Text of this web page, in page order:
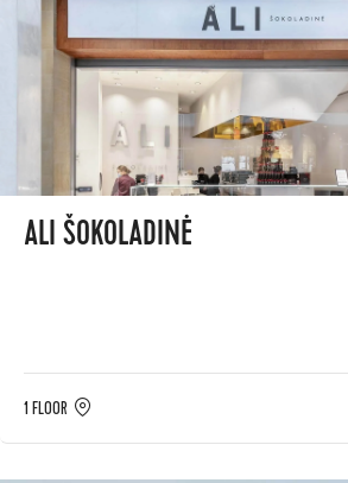
ALI ŠOKOLADINĖ
1 FLOOR